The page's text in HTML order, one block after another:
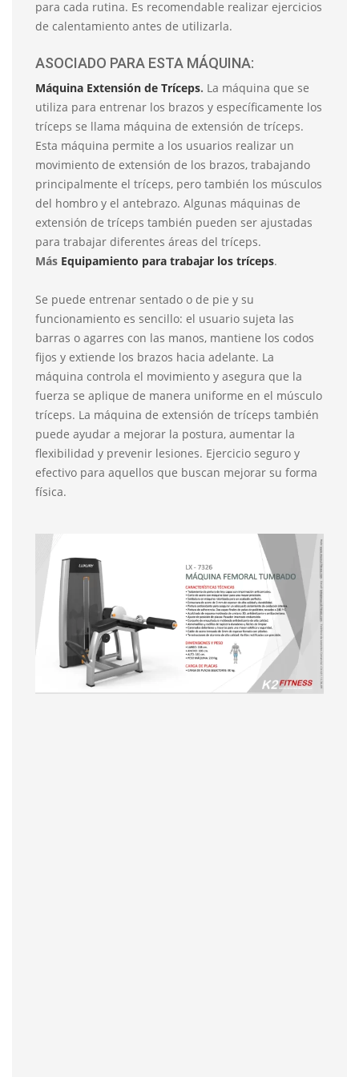
para cada rutina. Es recomendable realizar ejercicios
de calentamiento antes de utilizarla.
ASOCIADO PARA ESTA MÁQUINA:
Máquina Extensión de Tríceps. La máquina que se
utiliza para entrenar los brazos y específicamente los
tríceps se llama máquina de extensión de tríceps.
Esta máquina permite a los usuarios realizar un
movimiento de extensión de los brazos, trabajando
principalmente el tríceps, pero también los músculos
del hombro y el antebrazo. Algunas máquinas de
extensión de tríceps también pueden ser ajustadas
para trabajar diferentes áreas del tríceps.
Más Equipamiento para trabajar los tríceps.
Se puede entrenar sentado o de pie y su
funcionamiento es sencillo: el usuario sujeta las
barras o agarres con las manos, mantiene los codos
fijos y extiende los brazos hacia adelante. La
máquina controla el movimiento y asegura que la
fuerza se aplique de manera uniforme en el músculo
tríceps. La máquina de extensión de tríceps también
puede ayudar a mejorar la postura, aumentar la
flexibilidad y prevenir lesiones. Ejercicio seguro y
efectivo para aquellos que buscan mejorar su forma
física.